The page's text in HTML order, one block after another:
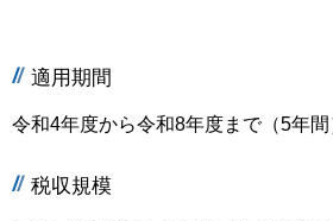
適用期間
令和4年度から令和8年度まで（5年間
税収規模